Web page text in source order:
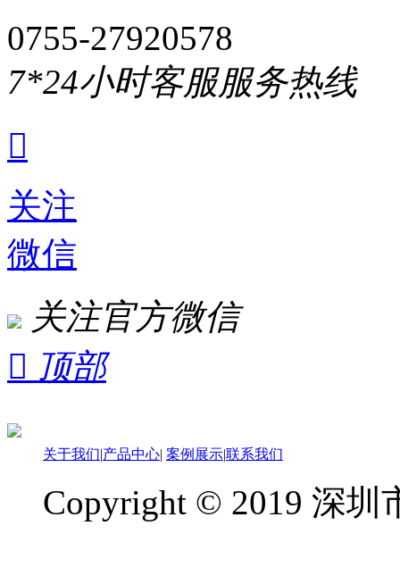
0755-27920578
7*24小时客服服务热线

关注
微信
关注官方微信
 顶部
关于我们|产品中心| 案例展示|联系我们
Copyright © 2019 深